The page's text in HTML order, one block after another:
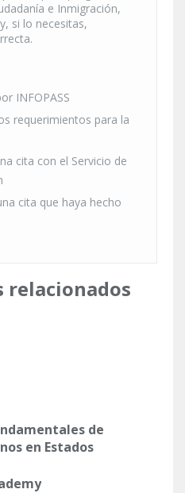
e Inmigración,
si lo necesitas,
INFOPASS
requerimientos para la
cita con el Servicio de
cita que haya hecho
relacionados
de
en Estados